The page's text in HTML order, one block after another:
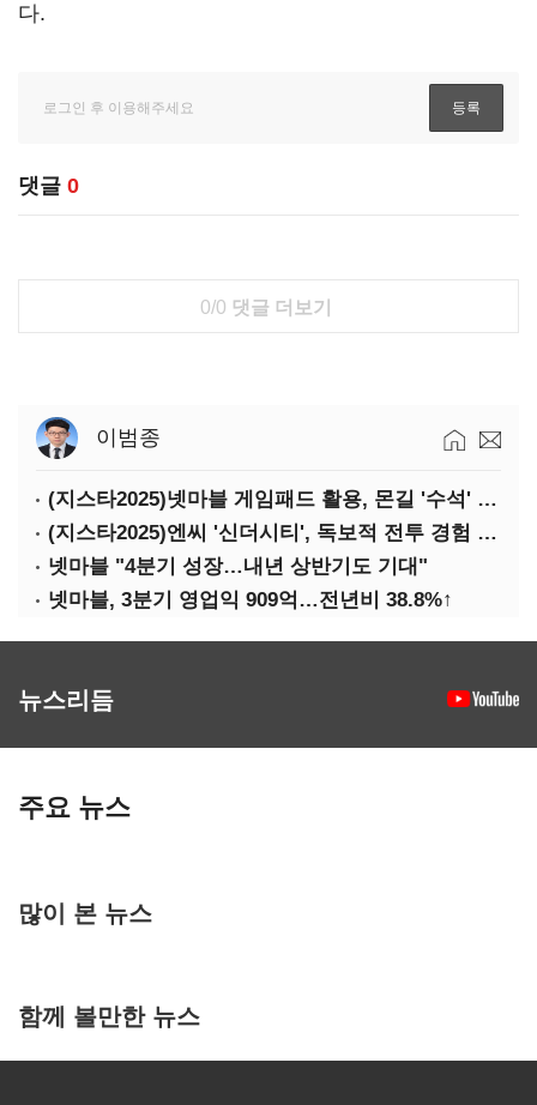
다.
댓글 0
0/0 댓글 더보기
이범종
(지스타2025)넷마블 게임패드 활용, 몬길 '수석' 7대죄 '차석'
(지스타2025)엔씨 '신더시티', 독보적 전투 경험 필요
넷마블 "4분기 성장…내년 상반기도 기대"
넷마블, 3분기 영업익 909억…전년비 38.8%↑
뉴스리듬
주요 뉴스
많이 본 뉴스
함께 볼만한 뉴스